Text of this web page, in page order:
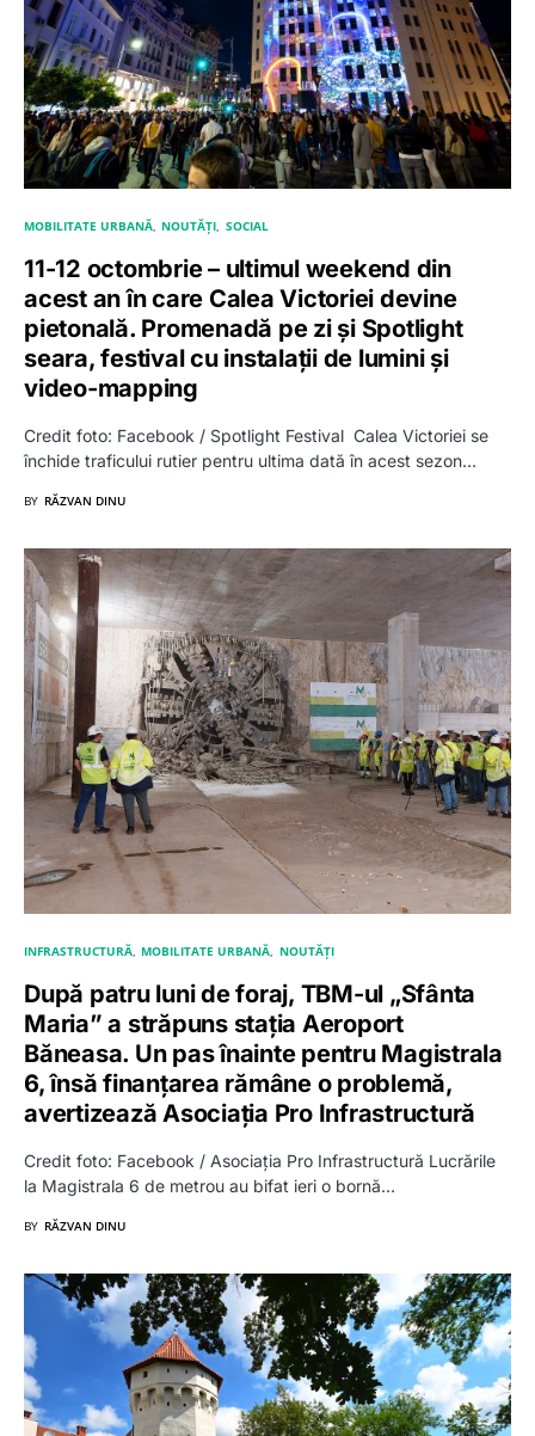
MOBILITATE URBANĂ NOUTĂȚI SOCIAL
11-12 octombrie – ultimul weekend din
acest an în care Calea Victoriei devine
pietonală. Promenadă pe zi și Spotlight
seara, festival cu instalații de lumini și
video-mapping
Credit foto: Facebook / Spotlight Festival Calea Victoriei se
închide traficului rutier pentru ultima dată în acest sezon…
BY RĂZVAN DINU
INFRASTRUCTURĂ MOBILITATE URBANĂ NOUTĂȚI
După patru luni de foraj, TBM-ul „Sfânta
Maria” a străpuns stația Aeroport
Băneasa. Un pas înainte pentru Magistrala
6, însă finanțarea rămâne o problemă,
avertizează Asociația Pro Infrastructură
Credit foto: Facebook / Asociația Pro Infrastructură Lucrările
la Magistrala 6 de metrou au bifat ieri o bornă…
BY RĂZVAN DINU